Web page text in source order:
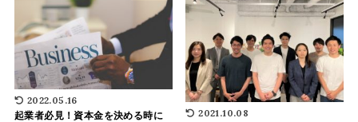
2022.05.16
起業者必見！資本金を決める時に
2021.10.08